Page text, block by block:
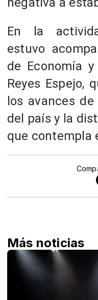
En la
estuvo
de Economía y
Reyes Espejo,
los avances
del país y la
que contempla
Más noticias